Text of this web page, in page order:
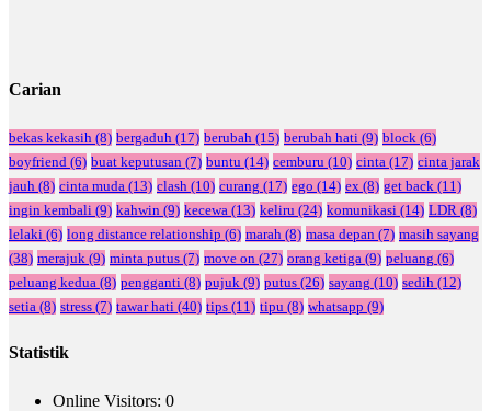
Carian
bekas kekasih (8) bergaduh (17) berubah (15) berubah hati (9) block (6)
boyfriend (6) buat keputusan (7) buntu (14) cemburu (10) cinta (17) cinta jarak
jauh (8) cinta muda (13) clash (10) curang (17) ego (14) ex (8) get back (11)
ingin kembali (9) kahwin (9) kecewa (13) keliru (24) komunikasi (14) LDR (8)
lelaki (6) long distance relationship (6) marah (8) masa depan (7) masih sayang
(38) merajuk (9) minta putus (7) move on (27) orang ketiga (9) peluang (6)
peluang kedua (8) pengganti (8) pujuk (9) putus (26) sayang (10) sedih (12)
setia (8) stress (7) tawar hati (40) tips (11) tipu (8) whatsapp (9)
Statistik
Online Visitors: 0